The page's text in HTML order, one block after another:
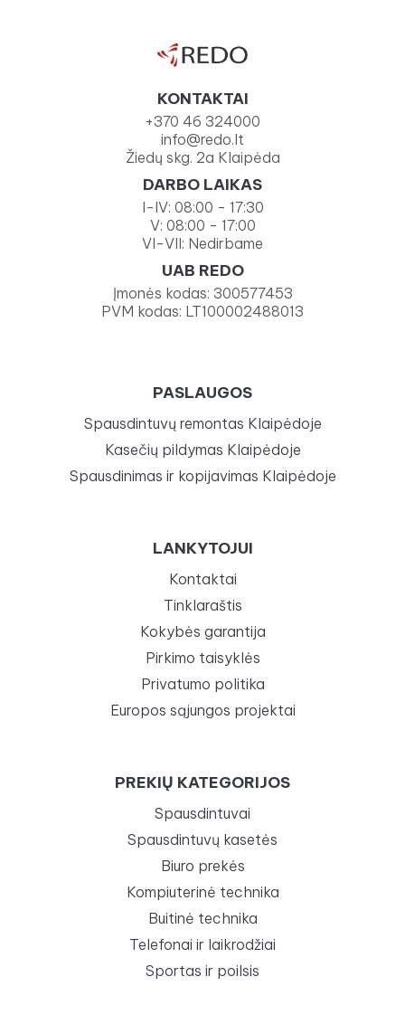
KONTAKTAI
+370 46 324000
info@redo.lt
Žiedų skg. 2a Klaipėda
DARBO LAIKAS
I-IV: 08:00 - 17:30
V: 08:00 - 17:00
VI-VII: Nedirbame
UAB REDO
Įmonės kodas: 300577453
PVM kodas: LT100002488013
PASLAUGOS
Spausdintuvų remontas Klaipėdoje
Kasečių pildymas Klaipėdoje
Spausdinimas ir kopijavimas Klaipėdoje
LANKYTOJUI
Kontaktai
Tinklaraštis
Kokybės garantija
Pirkimo taisyklės
Privatumo politika
Europos sąjungos projektai
PREKIŲ KATEGORIJOS
Spausdintuvai
Spausdintuvų kasetės
Biuro prekės
Kompiuterinė technika
Buitinė technika
Telefonai ir laikrodžiai
Sportas ir poilsis